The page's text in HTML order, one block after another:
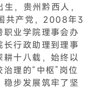
，贵州黔西人，
共产党，2008年3
业学院理事会办
行政助理到理事
十八载，始终以
理的“中枢”岗位
步发展筑牢了坚